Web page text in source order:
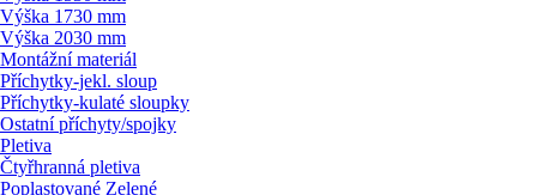
Výška 1730 mm
Výška 2030 mm
Montážní materiál
Příchytky-jekl. sloup
Příchytky-kulaté sloupky
Ostatní příchyty/spojky
Pletiva
Čtyřhranná pletiva
Poplastované Zelené